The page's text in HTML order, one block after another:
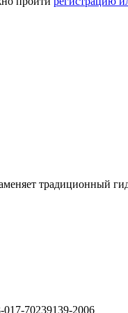
традиционный
70239139-2006